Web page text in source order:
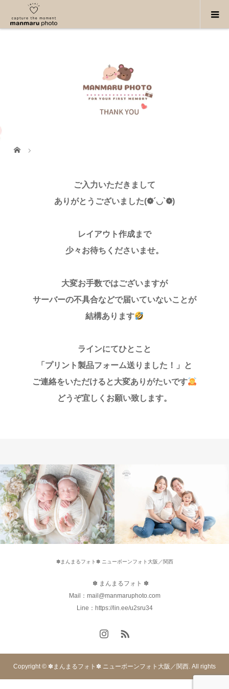
ご入力いただきまして
ありがとうございました(❁´◡`❁)
レイアウト作成まで
少々お待ちくださいませ。
大変お手数ではございますが
サーバーの不具合などで届いていないことが
結構あります
ラインにてひとこと
「プリント製品フォーム送りました！」と
ご連絡をいただけると大変ありがたいです
どうぞ宜しくお願い致します。
✽まんまるフォト✽ ニューボーンフォト大阪／関西
✽ まんまるフォト ✽
Mail：mail@manmaruphoto.com
Line：https://lin.ee/u2sru34
Copyright © ✽まんまるフォト✽ ニューボーンフォト大阪／関西. All rights